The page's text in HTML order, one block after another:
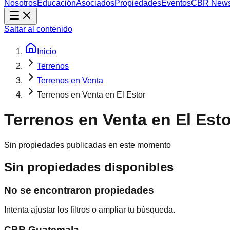
NosotrosEducaciónAsociadosPropiedadesEventosCBR
Saltar al contenido
Inicio
Terrenos
Terrenos en Venta
Terrenos en Venta en El Estor
Terrenos en Venta en El
Sin propiedades publicadas en este momento
Sin propiedades disponibles
No se encontraron propiedades
Intenta ajustar los filtros o ampliar tu búsqueda.